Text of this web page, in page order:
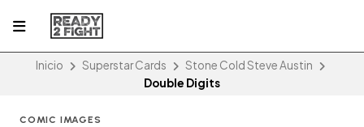
Inicio Superstar Cards
Stone Cold Steve Austin
Double Digits
COMIC IMAGES